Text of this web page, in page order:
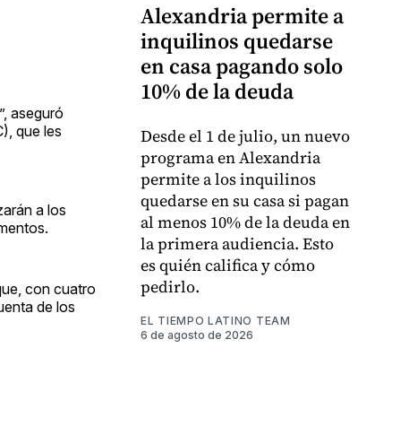
aseguró
que les
a los
con cuatro
de los
Alexandria permite a
inquilinos quedarse
en casa pagando solo
10% de la deuda
Desde el 1 de julio, un nuevo
programa en Alexandria
permite a los inquilinos
quedarse en su casa si pagan
al menos 10% de la deuda en
la primera audiencia. Esto
es quién califica y cómo
pedirlo.
EL TIEMPO LATINO TEAM
6 de agosto de 2026